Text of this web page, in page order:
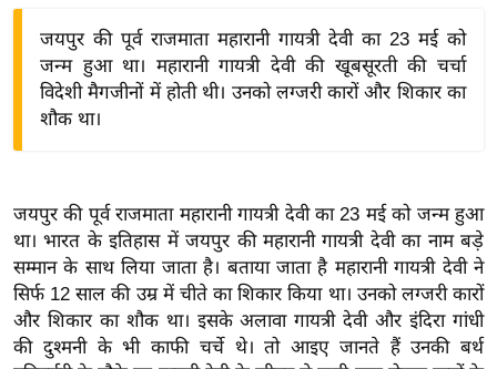
द्यो
वि
शे
ष
ज्ञ
रा
जयपुर की पूर्व राजमाता महारानी गायत्री देवी का 23 मई को
जन्म हुआ था। महारानी गायत्री देवी की खूबसूरती की चर्चा
विदेशी मैगजीनों में होती थी। उनको लग्जरी कारों और शिकार का
शौक था।
जयपुर की पूर्व राजमाता महारानी गायत्री देवी का 23 मई को जन्म हुआ
था। भारत के इतिहास में जयपुर की महारानी गायत्री देवी का नाम बड़े
सम्मान के साथ लिया जाता है। बताया जाता है महारानी गायत्री देवी ने
सिर्फ 12 साल की उम्र में चीते का शिकार किया था। उनको लग्जरी कारों
और शिकार का शौक था। इसके अलावा गायत्री देवी और इंदिरा गांधी
की दुश्मनी के भी काफी चर्चे थे। तो आइए जानते हैं उनकी बर्थ